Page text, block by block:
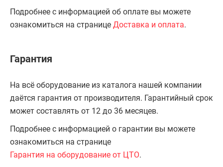
Подробнее с информацией об оплате вы можете
ознакомиться на странице Доставка и оплата.
Гарантия
На всё оборудование из каталога нашей компании
даётся гарантия от производителя. Гарантийный срок
может составлять от 12 до 36 месяцев.
Подробнее с информацией о гарантии вы можете
ознакомиться на странице
Гарантия на оборудование от ЦТО.